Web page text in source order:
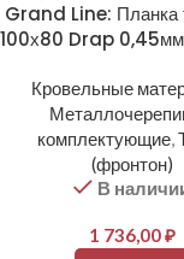
Grand Line: Планка
100х80 Drap
Кровельные
комплектующие,
(фронтон)
В
1 736,00₽